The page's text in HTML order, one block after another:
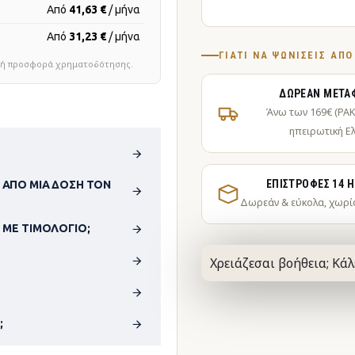
ΜΊΑ ΔΌΣΗ ΤΟΝ
ΜΕ ΤΙΜΟΛΌΓΙΟ;
Από 41,63 € / μήνα
Από 31,23 € / μήνα
προσφορά χρηματοδότησης.
ΓΙΑΤΊ ΝΑ ΨΩΝΊΣΕΙΣ ΑΠΌ
ΔΩΡΕΆΝ
Άνω των 169€
ηπειρωτική
ΕΠΙΣΤΡΟΦΈΣ 14
Δωρεάν & εύκολα,
Χρειάζεσαι βοήθεια;